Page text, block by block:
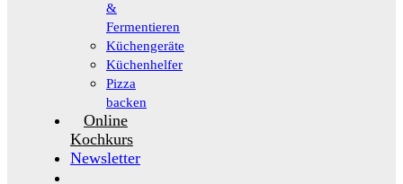
&
Fermentieren
Küchengeräte
Küchenhelfer
Pizza
backen
Online
Kochkurs
Newsletter